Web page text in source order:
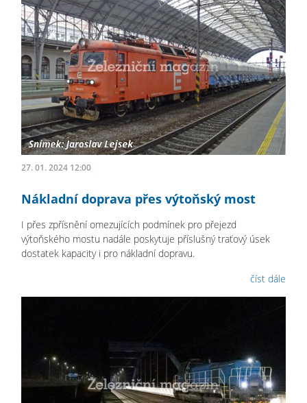
27. 01. 2024 12:00
Nákladní doprava přes výtoňský most
I přes zpřísnění omezujících podmínek pro přejezd
výtoňského mostu nadále poskytuje příslušný traťový úsek
dostatek kapacity i pro nákladní dopravu.
číst dále